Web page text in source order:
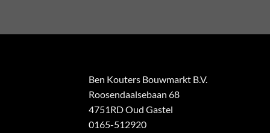
Ben Kouters Bouwmarkt B.V.
Roosendaalsebaan 68
4751RD Oud Gastel
0165-512920